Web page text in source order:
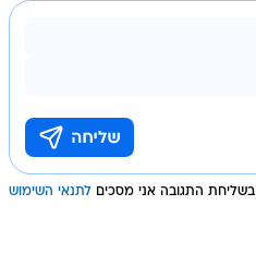
בשליחת התגובה אני מסכים לתנאי השימוש